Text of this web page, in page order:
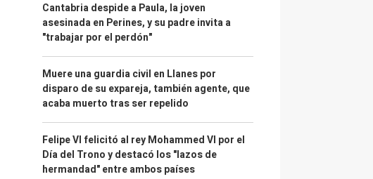
Cantabria despide a Paula, la joven
asesinada en Perines, y su padre invita a
"trabajar por el perdón"
Muere una guardia civil en Llanes por
disparo de su expareja, también agente, que
acaba muerto tras ser repelido
Felipe VI felicitó al rey Mohammed VI por el
Día del Trono y destacó los "lazos de
hermandad" entre ambos países